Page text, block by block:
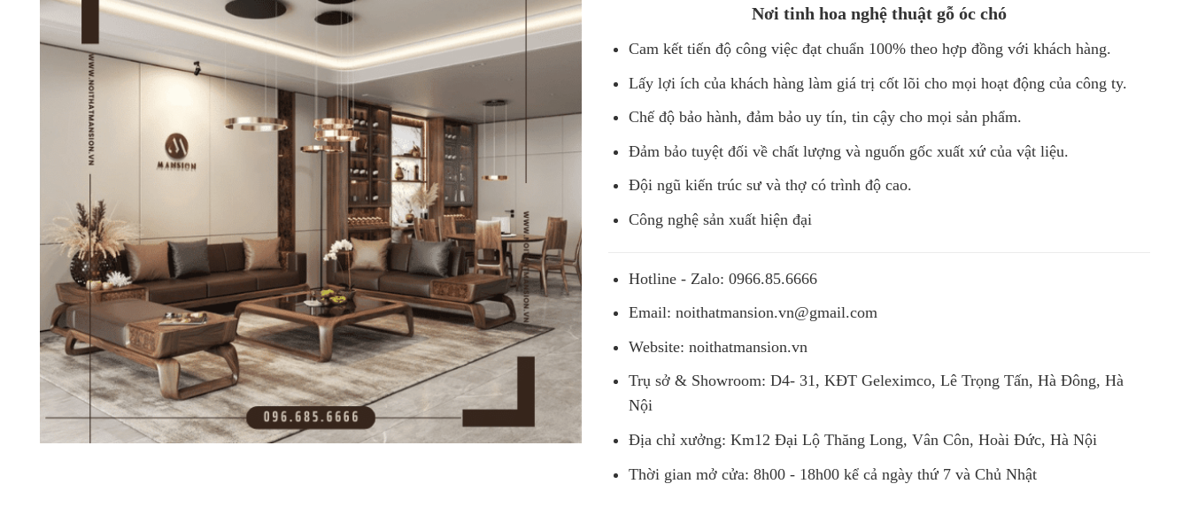
Nơi tinh hoa nghệ thuật gỗ óc chó
Cam kết tiến độ công việc đạt chuẩn 100% theo hợp đồng với khách hàng.
Lấy lợi ích của khách hàng làm giá trị cốt lõi cho mọi hoạt động của công ty.
Chế độ bảo hành, đảm bảo uy tín, tin cậy cho mọi sản phẩm.
Đảm bảo tuyệt đối về chất lượng và nguốn gốc xuất xứ của vật liệu.
Đội ngũ kiến trúc sư và thợ có trình độ cao.
Công nghệ sản xuất hiện đại
Hotline - Zalo: 0966.85.6666
Email: noithatmansion.vn@gmail.com
Website: noithatmansion.vn
Trụ sở & Showroom: D4- 31, KĐT Geleximco, Lê Trọng Tấn, Hà Đông, Hà
Nội
Địa chỉ xưởng: Km12 Đại Lộ Thăng Long, Vân Côn, Hoài Đức, Hà Nội
Thời gian mở cửa: 8h00 - 18h00 kể cả ngày thứ 7 và Chủ Nhật